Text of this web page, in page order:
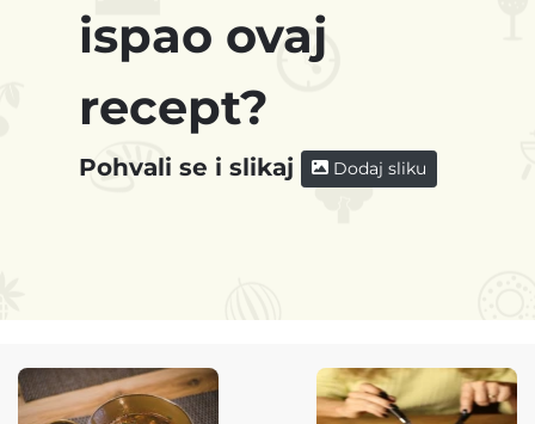
ispao ovaj
recept?
Pohvali se i slikaj Dodaj sliku